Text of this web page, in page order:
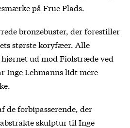
på Frue Plads.
bronzebuster, der forestiller
største koryfæer. Alle
ud mod Fiolstræde ved
Inge Lehmanns lidt mere
de forbipasserende, der
skulptur til Inge